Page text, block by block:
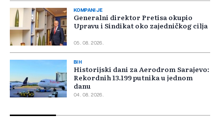
KOMPANIJE
Generalni direktor Pretisa okupio
Upravu i Sindikat oko zajedničkog cilja
05. 08. 2026.
BIH
Historijski dani za Aerodrom Sarajevo:
Rekordnih 13.199 putnika u jednom
danu
04. 08. 2026.